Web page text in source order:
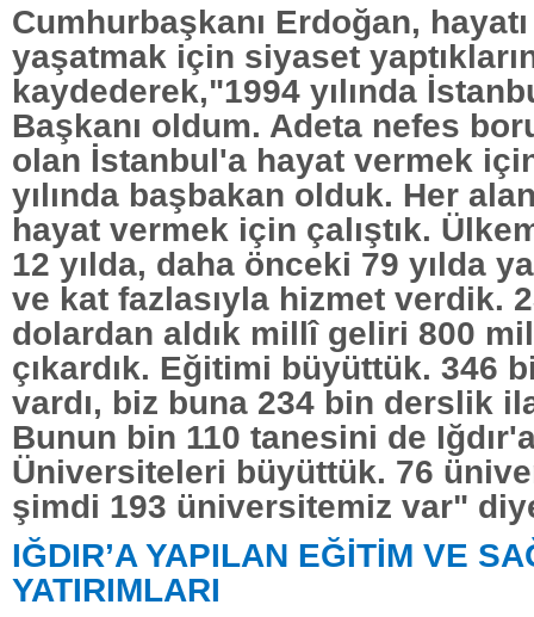
Cumhurbaşkanı Erdoğan,
yaşatmak için siyaset
kaydederek,"1994 yılında
Başkanı oldum. Adeta nefes
olan İstanbul'a hayat vermek
yılında başbakan olduk. Her
hayat vermek için çalıştık.
12 yılda, daha önceki 79 yılda
ve kat fazlasıyla hizmet verdik.
dolardan aldık millî geliri 800
çıkardık. Eğitimi büyüttük. 346
vardı, biz buna 234 bin derslik
Bunun bin 110 tanesini de
Üniversiteleri büyüttük. 76
şimdi 193 üniversitemiz var"
IĞDIR’A YAPILAN EĞİTİM VE
YATIRIMLARI